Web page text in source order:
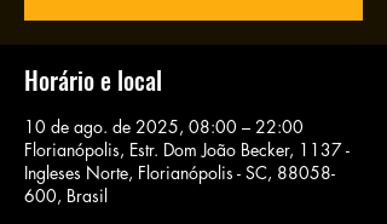
Horário e local
10 de ago. de 2025, 08:00 – 22:00
Florianópolis, Estr. Dom João Becker, 1137 -
Ingleses Norte, Florianópolis - SC, 88058-
600, Brasil